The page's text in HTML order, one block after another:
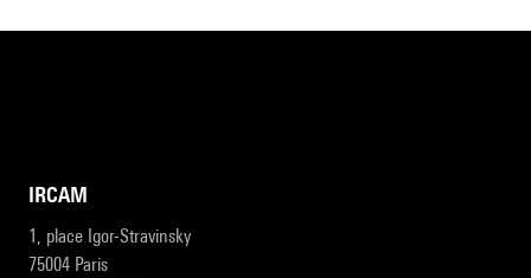
IRCAM
1, place Igor-Stravinsky
75004 Paris